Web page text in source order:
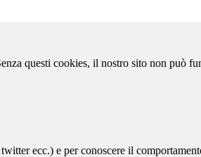
questi cookies, il nostro sito non può
ecc.) e per conoscere il